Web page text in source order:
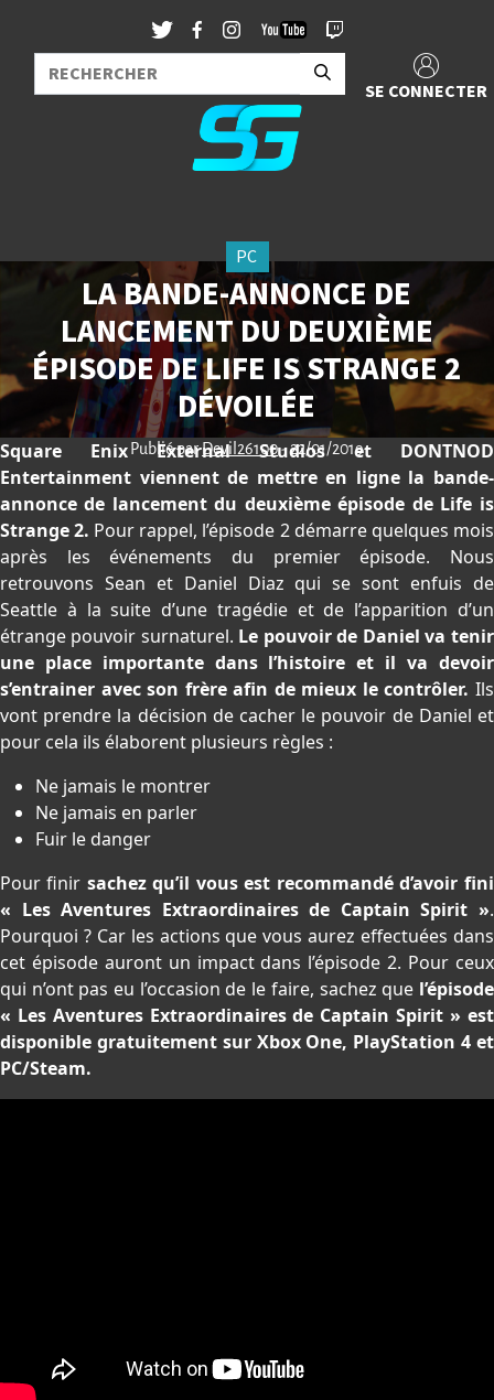
SE CONNECTER
PC
LA BANDE-ANNONCE DE
LANCEMENT DU DEUXIÈME
ÉPISODE DE LIFE IS STRANGE 2
DÉVOILÉE
Publié parDevil26100- 22/01/2019
Square Enix External Studios et DONTNOD
Entertainment viennent de mettre en ligne la bande-
annonce de lancement du deuxième épisode de Life is
Strange 2. Pour rappel, l’épisode 2 démarre quelques mois
après les événements du premier épisode. Nous
retrouvons Sean et Daniel Diaz qui se sont enfuis de
Seattle à la suite d’une tragédie et de l’apparition d’un
étrange pouvoir surnaturel. Le pouvoir de Daniel va tenir
une place importante dans l’histoire et il va devoir
s’entrainer avec son frère afin de mieux le contrôler. Ils
vont prendre la décision de cacher le pouvoir de Daniel et
pour cela ils élaborent plusieurs règles :
Ne jamais le montrer
Ne jamais en parler
Fuir le danger
Pour finir sachez qu’il vous est recommandé d’avoir fini
« Les Aventures Extraordinaires de Captain Spirit ».
Pourquoi ? Car les actions que vous aurez effectuées dans
cet épisode auront un impact dans l’épisode 2. Pour ceux
qui n’ont pas eu l’occasion de le faire, sachez que l’épisode
« Les Aventures Extraordinaires de Captain Spirit » est
disponible gratuitement sur Xbox One, PlayStation 4 et
PC/Steam.